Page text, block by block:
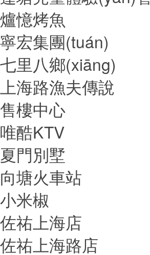
爐憶烤魚
寧宏集團(tuán)
七里八鄉(xiāng)
上海路漁夫傳說
售樓中心
唯酷KTV
夏門別墅
向塘火車站
小米椒
佐祐上海店
佐祐上海路店